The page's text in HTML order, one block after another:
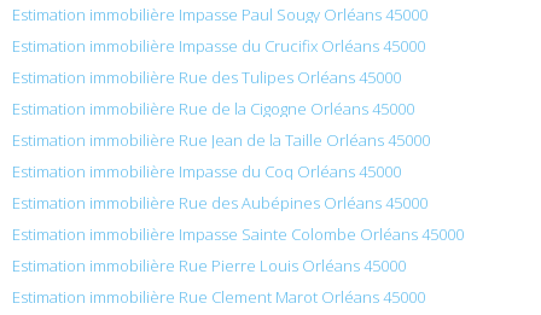
Estimation immobilière Impasse Paul Sougy Orléans 45000
Estimation immobilière Impasse du Crucifix Orléans 45000
Estimation immobilière Rue des Tulipes Orléans 45000
Estimation immobilière Rue de la Cigogne Orléans 45000
Estimation immobilière Rue Jean de la Taille Orléans 45000
Estimation immobilière Impasse du Coq Orléans 45000
Estimation immobilière Rue des Aubépines Orléans 45000
Estimation immobilière Impasse Sainte Colombe Orléans 45000
Estimation immobilière Rue Pierre Louis Orléans 45000
Estimation immobilière Rue Clement Marot Orléans 45000